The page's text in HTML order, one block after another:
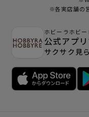
※各実店舗の
ホビーラホビー
公式アプ
サクサク見